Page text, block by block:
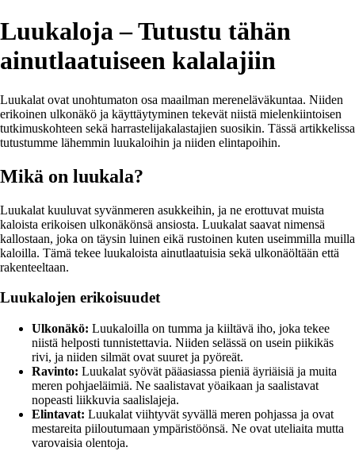
Luukaloja – Tutustu tähän
ainutlaatuiseen kalalajiin
Luukalat ovat unohtumaton osa maailman mereneläväkuntaa. Niiden
erikoinen ulkonäkö ja käyttäytyminen tekevät niistä mielenkiintoisen
tutkimuskohteen sekä harrastelijakalastajien suosikin. Tässä artikkelissa
tutustumme lähemmin luukaloihin ja niiden elintapoihin.
Mikä on luukala?
Luukalat kuuluvat syvänmeren asukkeihin, ja ne erottuvat muista
kaloista erikoisen ulkonäkönsä ansiosta. Luukalat saavat nimensä
kallostaan, joka on täysin luinen eikä rustoinen kuten useimmilla muilla
kaloilla. Tämä tekee luukaloista ainutlaatuisia sekä ulkonäöltään että
rakenteeltaan.
Luukalojen erikoisuudet
Ulkonäkö: Luukaloilla on tumma ja kiiltävä iho, joka tekee
niistä helposti tunnistettavia. Niiden selässä on usein piikikäs
rivi, ja niiden silmät ovat suuret ja pyöreät.
Ravinto: Luukalat syövät pääasiassa pieniä äyriäisiä ja muita
meren pohjaeläimiä. Ne saalistavat yöaikaan ja saalistavat
nopeasti liikkuvia saalislajeja.
Elintavat: Luukalat viihtyvät syvällä meren pohjassa ja ovat
mestareita piiloutumaan ympäristöönsä. Ne ovat uteliaita mutta
varovaisia olentoja.